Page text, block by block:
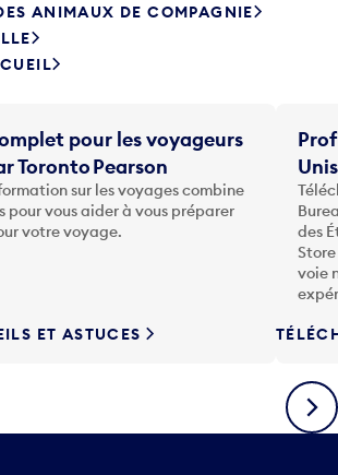
ANIMAUX DE COMPAGNIE
pour les voyageurs
Toronto Pearson
sur les voyages combine
pour vous aider à vous préparer
votre voyage.
ET ASTUCES
des
voie